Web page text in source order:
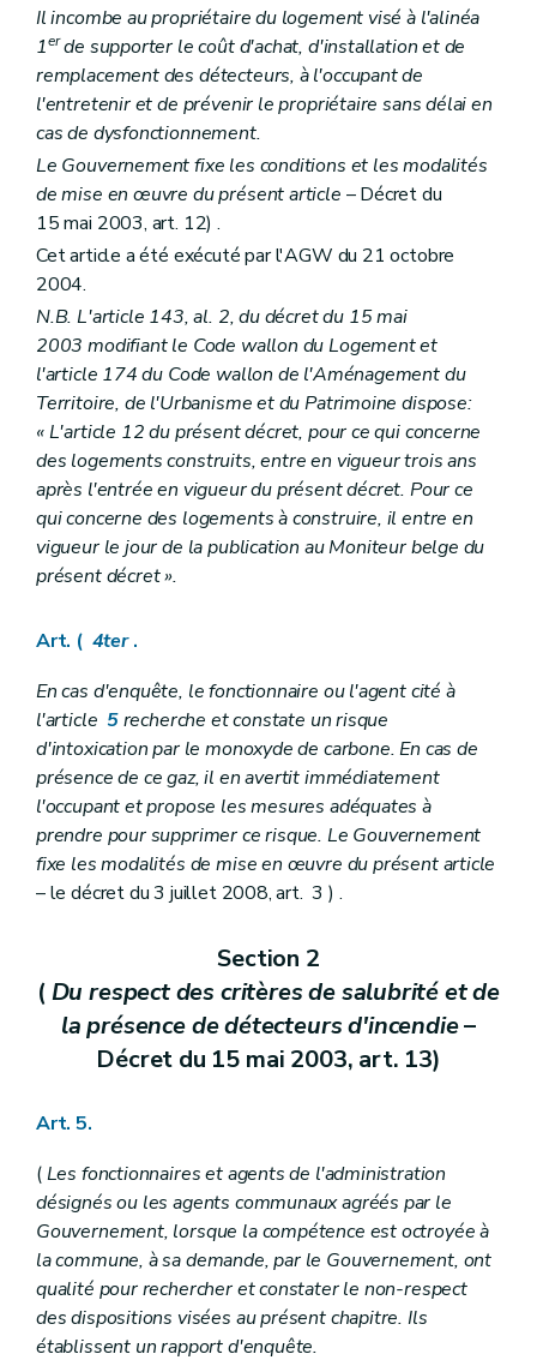
Il incombe au propriétaire du logement visé à l'alinéa
1erde supporter le coût d'achat, d'installation et de
remplacement des détecteurs, à l'occupant de
l'entretenir et de prévenir le propriétaire sans délai en
cas de dysfonctionnement.
Le Gouvernement fixe les conditions et les modalités
de mise en œuvre du présent article – Décret du
15 mai 2003, art. 12) .
Cet article a été exécuté par l'AGW du 21 octobre
2004.
N.B. L'article 143, al. 2, du décret du 15 mai
2003 modifiant le Code wallon du Logement et
l'article 174 du Code wallon de l'Aménagement du
Territoire, de l'Urbanisme et du Patrimoine dispose:
« L'article 12 du présent décret, pour ce qui concerne
des logements construits, entre en vigueur trois ans
après l'entrée en vigueur du présent décret. Pour ce
qui concerne des logements à construire, il entre en
vigueur le jour de la publication au Moniteur belge du
présent décret ».
Art. ( 4ter.
En cas d'enquête, le fonctionnaire ou l'agent cité à
l'article 5recherche et constate un risque
d'intoxication par le monoxyde de carbone. En cas de
présence de ce gaz, il en avertit immédiatement
l'occupant et propose les mesures adéquates à
prendre pour supprimer ce risque. Le Gouvernement
fixe les modalités de mise en œuvre du présent article
– le décret du 3 juillet 2008, art. 3 ) .
Section 2
(Du respect des critères de salubrité et de
la présence de détecteurs d'incendie–
Décret du 15 mai 2003, art. 13)
Art. 5.
(Les fonctionnaires et agents de l'administration
désignés ou les agents communaux agréés par le
Gouvernement, lorsque la compétence est octroyée à
la commune, à sa demande, par le Gouvernement, ont
qualité pour rechercher et constater le non-respect
des dispositions visées au présent chapitre. Ils
établissent un rapport d'enquête.